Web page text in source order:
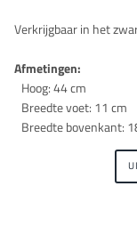
Verkrijgbaar in het
Afmetingen:
Hoog: 44 cm
Breedte voet: 11 cm
Breedte bovenkant: